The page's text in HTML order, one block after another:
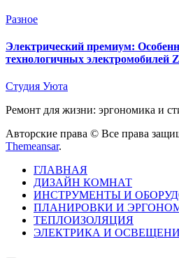
Разное
Электрический премиум:
технологичных электромобилей
Студия Уюта
Ремонт для жизни: эргономика и
Авторские права © Все права
Themeansar.
ГЛАВНАЯ
ДИЗАЙН КОМНАТ
ИНСТРУМЕНТЫ И
ПЛАНИРОВКИ И
ТЕПЛОИЗОЛЯЦИЯ
ЭЛЕКТРИКА И